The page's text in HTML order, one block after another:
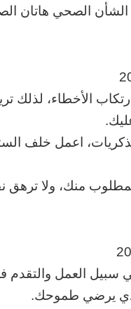
الصحي هاتان
الأخطاء، لذلك
اعمل خلف
منك، ولا ترهق
سبيل العمل والتقدم
يرضي طموحك.